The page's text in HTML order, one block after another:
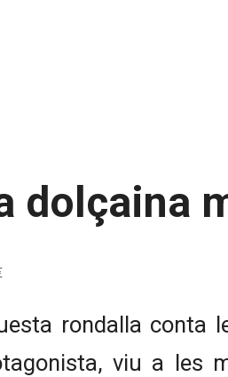
dolçaina
rondalla conta
viu a les